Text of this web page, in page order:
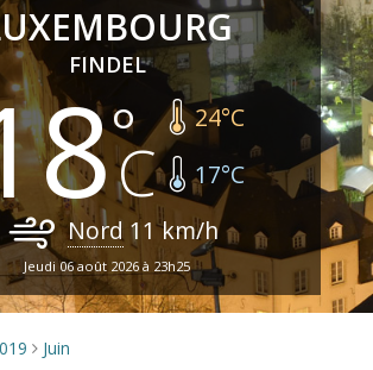
FINDEL
24°C
17°C
Nord 11km/h
Jeudi 06 août 2026 à 23h25
> Juin